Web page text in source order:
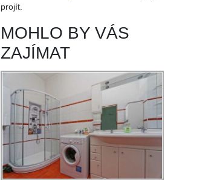
projít.
MOHLO BY VÁS
ZAJÍMAT